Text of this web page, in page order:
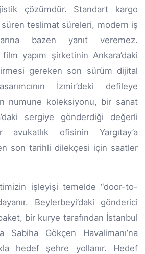
çözümdür. Standart kargo
teslimat süreleri, modern iş
bazen yanıt veremez.
yapım şirketinin Ankara’daki
gereken son sürüm dijital
İzmir’deki defileye
numune koleksiyonu, bir sanat
sergiye gönderdiği değerli
ofisinin Yargıtay’a
son tarihli dilekçesi için saatler
işleyişi temelde “door-to-
Beylerbeyi’daki gönderici
bir kurye tarafından İstanbul
Sabiha Gökçen Havalimanı’na
hedef şehre yollanır. Hedef